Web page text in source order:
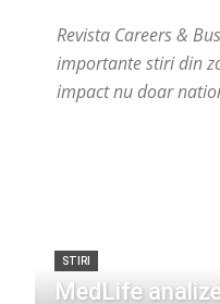
Revista Careers &
importante stiri din
impact nu doar
STIRI
MedLife